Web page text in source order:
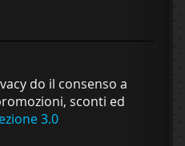
do il consenso a
sconti ed
3.0